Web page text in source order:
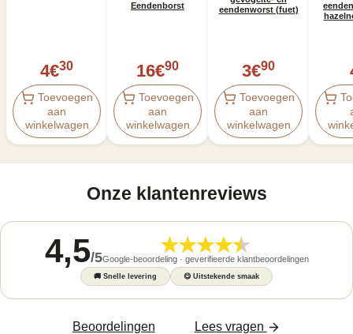
4€30
Toevoegen
aan
winkelwagen
Eendenborst
16€90
Toevoegen
aan
winkelwagen
eendenworst (fuet)
3€90
Toevoegen
aan
winkelwagen
Onze klantenreviews
4,5/5Google-beoordeling · geverifieerde klantbeoordelingen
🚚 Snelle levering 😋Uitstekende smaak
Beoordelingen Lees vragen